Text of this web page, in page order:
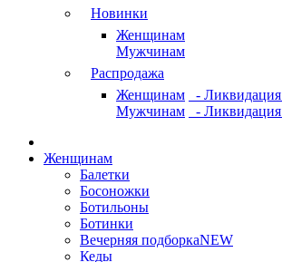
Новинки
Женщинам
Мужчинам
Распродажа
Женщинам
-
Мужчинам
-
Женщинам
Балетки
Босоножки
Ботильоны
Ботинки
Вечерняя подборкаNEW
Кеды